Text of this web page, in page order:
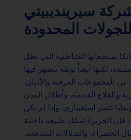
سيرينديبيتي
للجولات المحدودة
بمنتجعاتها الشاطئية التي تطل
لكنها أيضاً بوتقة تنصهر فيها
من المجموعات العرقية والأديان.
والقلاع القديمة، وأطلال المدن
عصر استعماري. وإذا لم يكن
فإن الجزيرة تمتلك طبيعة داخلية
الخضراء، والشلالات المتدفقة،